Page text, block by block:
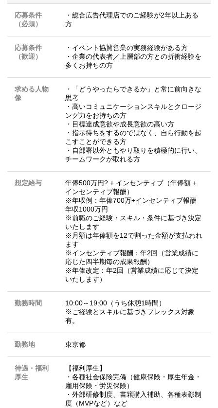
応募条件
（必須）
・総合広告代理店でのご経験が2年以上ある
方
応募条件
（歓迎）
・イベント協賛営業の実務経験がある方
・企業の代表者／上層部の方との折衝経験を
多くお持ちの方
求める人物
像
・「どうやったらできるか」と常に前向きな
思考
・高いコミュニケーションスキルとクロージ
ング力をお持ちの方
・目標達成意欲や成長意欲の高い方
・指示待ちをするのではなく、自ら行動を起
こすことができる方
・自部署以外ともやり取りを積極的に行い、
チームワークが取れる方
想定給与
年俸500万円? + インセンティブ（年俸額 +
インセンティブ報酬）
※年収例：年俸700万+インセンティブ報酬
年収1000万円
※前職のご経験・スキル・条件に基づき決定
いたします
※月額は年俸額を12で割った金額が支払われ
ます
※インセンティブ報酬：年2回（営業成績に
応じた四半期毎の成果報酬）
※年俸改定：年2回（営業成績に応じて決定
いたします）
勤務時間
10:00～19:00（うち休憩1時間）
※ご経験とスキルに基づきフレックス対象
有。
勤務地 東京都
待遇・福利
厚生
【福利厚生】
・各種社会保険完備（健康保険・厚生年金・
雇用保険・労災保険）
・外部研修制度、書籍購入補助、各種表彰制
度（MVPなど）など